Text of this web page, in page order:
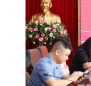
Tác giả Đào Trinh Nhất